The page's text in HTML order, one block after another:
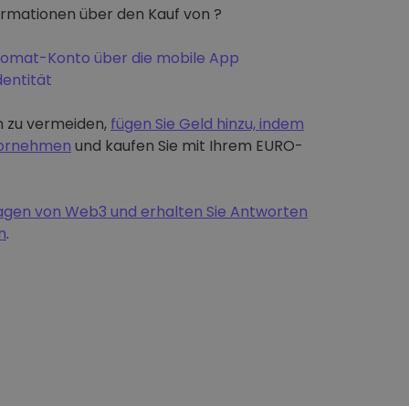
über den Kauf von ?
Konto über die mobile App
vermeiden, fügen Sie Geld hinzu, indem
und kaufen Sie mit Ihrem EURO-
von Web3 und erhalten Sie Antworten
.